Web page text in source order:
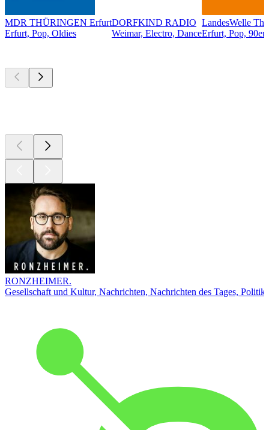
MDR THÜRINGEN Erfurt
Erfurt, Pop, Oldies
DORFKIND RADIO
Weimar, Electro, Dance
LandesWelle
Erfurt, Pop, 90er,
RONZHEIMER.
Gesellschaft und Kultur, Nachrichten, Nachrichten des Tages, Politik